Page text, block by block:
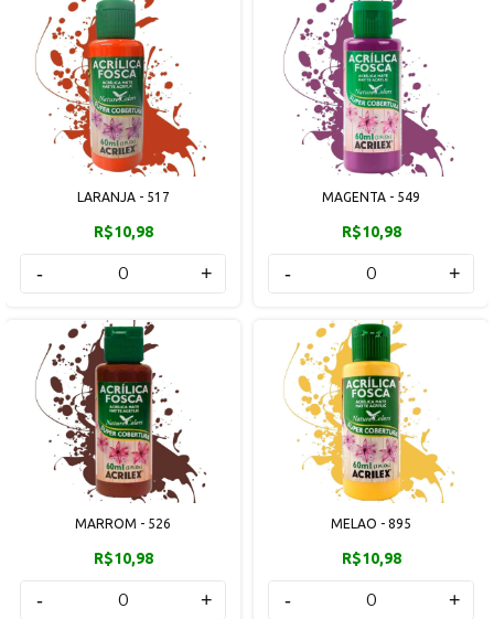
LARANJA - 517
R$10,98
- +
MAGENTA - 549
R$10,98
- +
MARROM - 526
R$10,98
- +
MELAO - 895
R$10,98
- +